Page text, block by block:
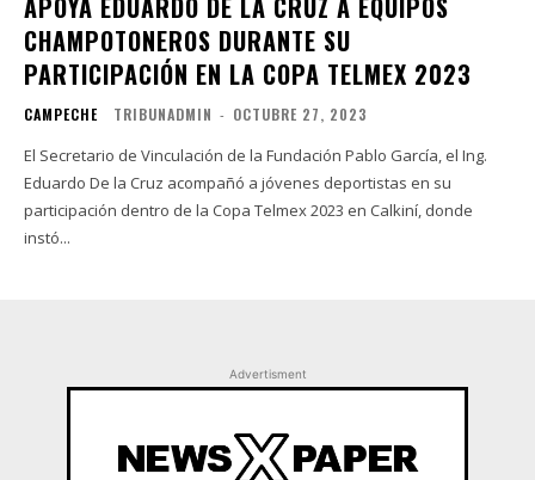
CHAMPOTONEROS DURANTE SU
PARTICIPACIÓN EN LA COPA TELMEX 2023
CAMPECHE TRIBUNADMIN - OCTUBRE 27, 2023
El Secretario de Vinculación de la Fundación Pablo García, el Ing.
Eduardo De la Cruz acompañó a jóvenes deportistas en su
participación dentro de la Copa Telmex 2023 en Calkiní, donde
instó...
Advertisment